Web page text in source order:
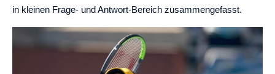
in kleinen Frage- und Antwort-Bereich zusammengefasst.